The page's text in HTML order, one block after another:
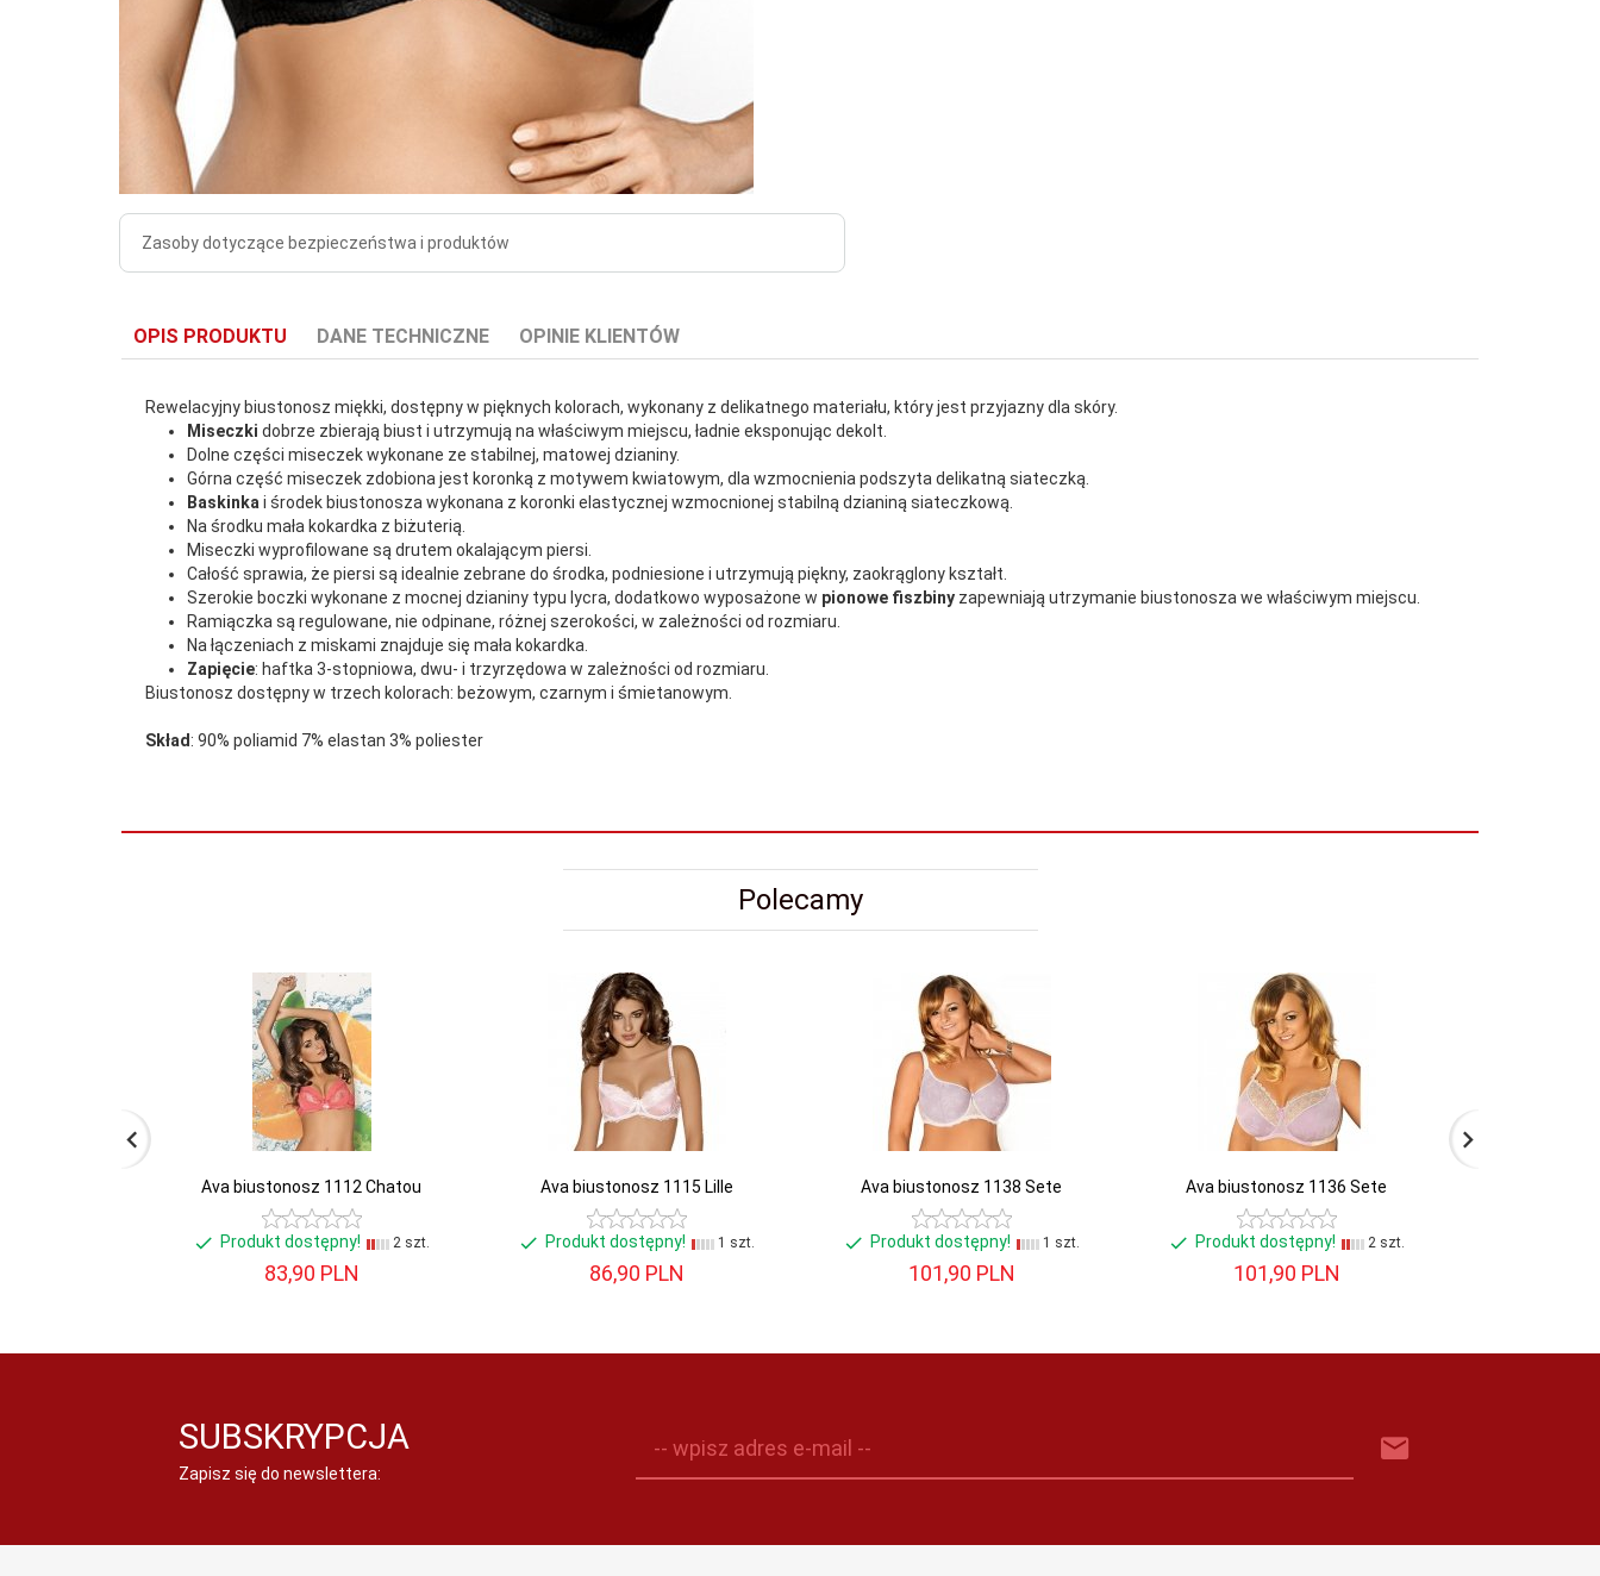
Zasoby dotyczące bezpieczeństwa i produktów
OPIS PRODUKTU DANE TECHNICZNE OPINIE KLIENTÓW
Rewelacyjny biustonosz miękki, dostępny w pięknych kolorach, wykonany z delikatnego materiału, który jest przyjazny dla skóry.
Miseczki dobrze zbierają biust i utrzymują na właściwym miejscu, ładnie eksponując dekolt.
Dolne części miseczek wykonane ze stabilnej, matowej dzianiny.
Górna część miseczek zdobiona jest koronką z motywem kwiatowym, dla wzmocnienia podszyta delikatną siateczką.
Baskinka i środek biustonosza wykonana z koronki elastycznej wzmocnionej stabilną dzianiną siateczkową.
Na środku mała kokardka z biżuterią.
Miseczki wyprofilowane są drutem okalającym piersi.
Całość sprawia, że piersi są idealnie zebrane do środka, podniesione i utrzymują piękny, zaokrąglony kształt.
Szerokie boczki wykonane z mocnej dzianiny typu lycra, dodatkowo wyposażone w pionowe fiszbiny zapewniają utrzymanie biustonosza we właściwym miejscu.
Ramiączka są regulowane, nie odpinane, różnej szerokości, w zależności od rozmiaru.
Na łączeniach z miskami znajduje się mała kokardka.
Zapięcie: haftka 3-stopniowa, dwu- i trzyrzędowa w zależności od rozmiaru.
Biustonosz dostępny w trzech kolorach: beżowym, czarnym i śmietanowym.
Skład : 90% poliamid 7% elastan 3% poliester
EAN: 5902771083136
Kat: BD/Biustonosze
model: Biustonosz Casablanca 425 czarny
Odcienie: Czarny
Rozmiar: 110C
Polecamy
Ava biustonosz 1112 Chatou
Produkt dostępny! 2 szt.
83,90 PLN
Ava biustonosz 1115 Lille
Produkt dostępny! 1 szt.
86,90 PLN
Ava biustonosz 1138 Sete
Produkt dostępny! 1 szt.
101,90 PLN
Ava biustonosz 1136 Sete
Produkt dostępny! 2 szt.
101,90 PLN
SUBSKRYPCJA
Zapisz się do newslettera:
-- wpisz adres e-mail --